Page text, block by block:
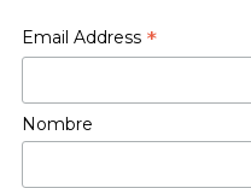
Email Address *
Nombre